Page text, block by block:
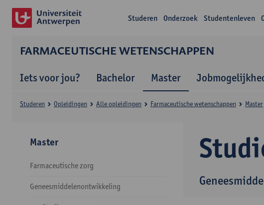
Studeren Onderzoek Studentenleven
FARMACEUTISCHE WETENSCHAPPEN
Iets voor jou? Bachelor Master
Studeren Opleidingen Alle opleidingen Farmaceutische wetenschappen Master
Master
Farmaceutische zorg
Geneesmiddelenontwikkeling